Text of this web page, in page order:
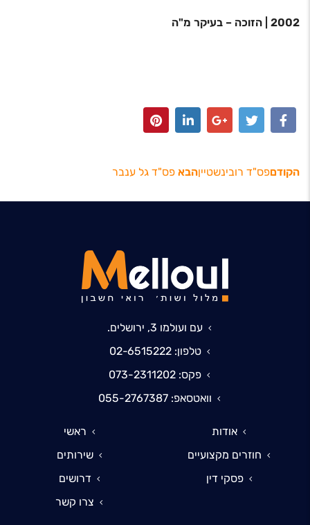
2002 | הזוכה – בעיקר מ"ה
הקודםפס"ד רובינשטייןהבא פס"ד גל ענבר
עם ועולמו 3, ירושלים.
טלפון: 02-6515222
פקס: 073-2311202
וואטסאפ: 055-2767387
ראשי
אודות
שירותים
חוזרים מקצועיים
דרושים
פסקי דין
צרו קשר